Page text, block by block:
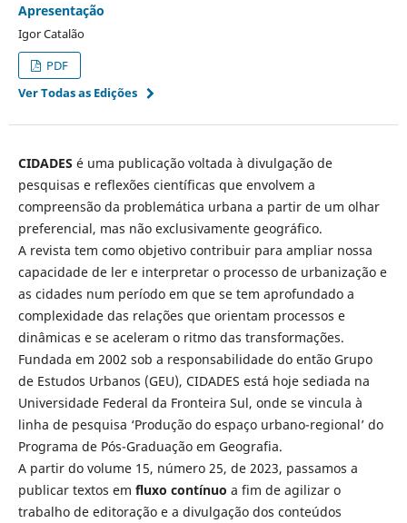
Apresentação
Igor Catalão
PDF
Ver Todas as Edições
CIDADES é uma publicação voltada à divulgação de
pesquisas e reflexões científicas que envolvem a
compreensão da problemática urbana a partir de um olhar
preferencial, mas não exclusivamente geográfico.
A revista tem como objetivo contribuir para ampliar nossa
capacidade de ler e interpretar o processo de urbanização e
as cidades num período em que se tem aprofundado a
complexidade das relações que orientam processos e
dinâmicas e se aceleram o ritmo das transformações.
Fundada em 2002 sob a responsabilidade do então Grupo
de Estudos Urbanos (GEU), CIDADES está hoje sediada na
Universidade Federal da Fronteira Sul, onde se vincula à
linha de pesquisa ‘Produção do espaço urbano-regional’ do
Programa de Pós-Graduação em Geografia.
A partir do volume 15, número 25, de 2023, passamos a
publicar textos em fluxo contínuo a fim de agilizar o
trabalho de editoração e a divulgação dos conteúdos